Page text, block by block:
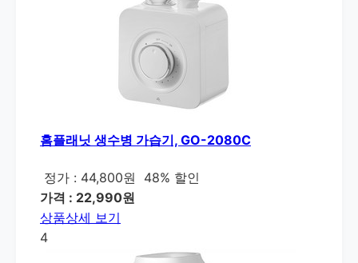
홈플래닛 생수병 가습기, GO-2080C
정가 : 44,800원
48% 할인
가격 : 22,990원
상품상세 보기
4